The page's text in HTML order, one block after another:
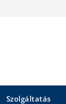
Szolgáltatás